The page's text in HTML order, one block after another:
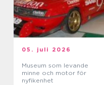
05. juli 2026
Museum som levande
minne och motor för
nyfikenhet